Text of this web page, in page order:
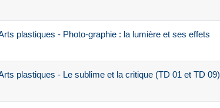
plastiques - Photo-graphie : la lumière et ses effets
plastiques - Le sublime et la critique (TD 01 et TD 09)